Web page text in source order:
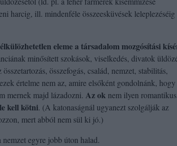
harcig, ill. mindenféle összeesküvések leleplezéséig
eleme a társadalom mozgósítási
minősített szokások, viselkedés, divatok
összefogás, család, nemzet, stabilitás,
értelme nem az, amire elsőként gondolnánk,
mernek majd lázadozni. Az ok nem ilyen romantikus,
kell kötni. (A katonaságnál ugyanezt szolgálják az
mert abból nem sül ki jó.)
egyre jobb úton halad.